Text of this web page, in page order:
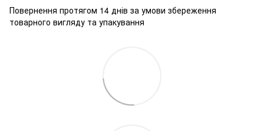
Повернення протягом 14 днів за умови збереження
товарного вигляду та упакування